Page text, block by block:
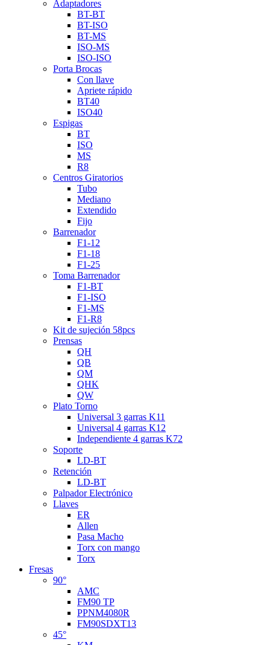
Adaptadores
BT-BT
BT-ISO
BT-MS
ISO-MS
ISO-ISO
Porta Brocas
Con llave
Apriete rápido
BT40
ISO40
Espigas
BT
ISO
MS
R8
Centros Giratorios
Tubo
Mediano
Extendido
Fijo
Barrenador
F1-12
F1-18
F1-25
Toma Barrenador
F1-BT
F1-ISO
F1-MS
F1-R8
Kit de sujeción 58pcs
Prensas
QH
QB
QM
QHK
QW
Plato Torno
Universal 3 garras K11
Universal 4 garras K12
Independiente 4 garras K72
Soporte
LD-BT
Retención
LD-BT
Palpador Electrónico
Llaves
ER
Allen
Pasa Macho
Torx con mango
Torx
Fresas
90°
AMC
FM90 TP
PPNM4080R
FM90SDXT13
45°